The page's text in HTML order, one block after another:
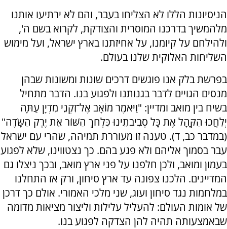
הניסיונות הללו לא הצליחו בעבר, והם לא ירתיעו אותנו
מלהמשיך בדרכנו המוסרית והצודקת, לקרוא בשם ה',
ולהילחם על קיומנו, על אחיזתנו בארץ ישראל, ועל מימוש
השליחות האלוקית שלנו בעולם.
בפרשת בלק אנו פוגשים דרכים שונות ומשונות שבהן
מנסים הגויים לדבר בגנותנו ולפגוע בנו. הדבר מתחיל
בשיח בין מואב ומדיין: "וַיֹּאמֶר מוֹאָב אֶל־זִקְנֵי מִדְיָן עַתָּה
יְלַחֲכוּ הַקָּהָל אֶת כָּל סְבִיבֹתֵינוּ כִּלְחֹךְ הַשּׁוֹר אֵת יֶרֶק הַשָּׂדֶה"
(במדבר כב, ד). טענה זו מעוררת תמיהה, שהרי עם ישראל
עבר בסמוך אליהם ולא פגע בהם. כך נצטווינו, שלא לפגוע
בעמון ומואב, ולכן חלפנו על פני ארץ מואב, ובכך ניצלו גם
המדיינים. הלכנו צפונה עד ארץ סיחון, ורק אז התחלנו
במלחמות נגד סיחון ועוג, שני מלכי האמורי. אולם כך דרכן
של אומות העולם: להעליל עלילות וליצור מציאות מדומה
שבאמצעותה תהיה להן הצדקה לפגוע בנו.